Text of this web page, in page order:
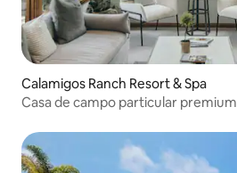
Calamigos Ranch Resort & Spa
Casa de campo particular premium